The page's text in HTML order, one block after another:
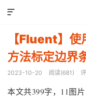

【Fluent】
方法标定边界
2023-10-20 阅读(681 )
本文共399字，11图